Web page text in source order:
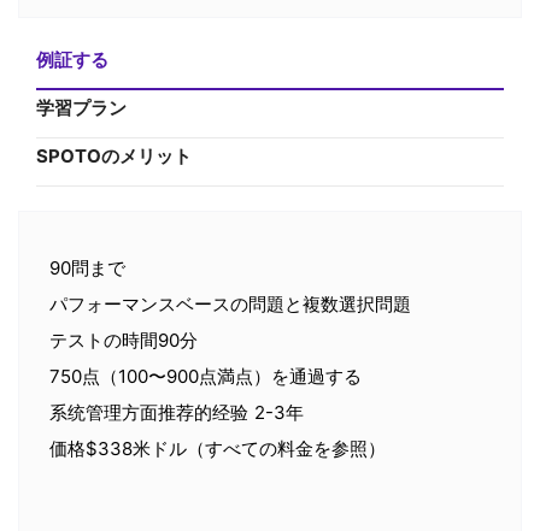
例証する
学習プラン
SPOTOのメリット
90問まで
パフォーマンスベースの問題と複数選択問題
テストの時間90分
750点（100〜900点満点）を通過する
系统管理方面推荐的经验 2-3年
価格$338米ドル（すべての料金を参照）